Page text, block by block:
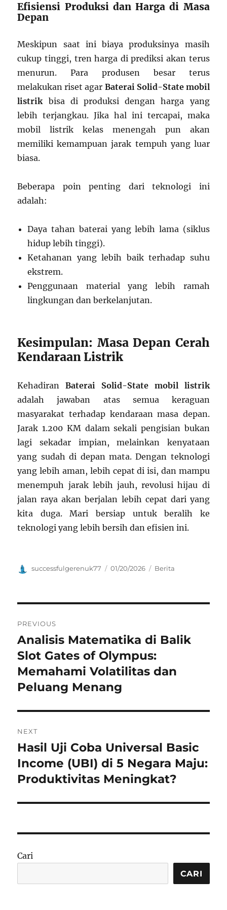
Efisiensi Produksi dan Harga di Masa
Depan
Meskipun saat ini biaya produksinya masih
cukup tinggi, tren harga di prediksi akan terus
menurun. Para produsen besar terus
melakukan riset agar Baterai Solid-State mobil
listrikbisa di produksi dengan harga yang
lebih terjangkau. Jika hal ini tercapai, maka
mobil listrik kelas menengah pun akan
memiliki kemampuan jarak tempuh yang luar
biasa.
Beberapa poin penting dari teknologi ini
adalah:
Daya tahan baterai yang lebih lama (siklus
hidup lebih tinggi).
Ketahanan yang lebih baik terhadap suhu
ekstrem.
Penggunaan material yang lebih ramah
lingkungan dan berkelanjutan.
Kesimpulan: Masa Depan Cerah
Kendaraan Listrik
KehadiranBaterai Solid-State mobil listrik
adalah jawaban atas semua keraguan
masyarakat terhadap kendaraan masa depan.
Jarak 1.200 KM dalam sekali pengisian bukan
lagi sekadar impian, melainkan kenyataan
yang sudah di depan mata. Dengan teknologi
yang lebih aman, lebih cepat di isi, dan mampu
menempuh jarak lebih jauh, revolusi hijau di
jalan raya akan berjalan lebih cepat dari yang
kita duga. Mari bersiap untuk beralih ke
teknologi yang lebih bersih dan efisien ini.
Author
successfulgerenuk77
Posted
01/20/2026 Categories
Berita
pos
PREVIOUS
Previous
post:
Analisis Matematika di Balik
Slot Gates of Olympus:
Memahami Volatilitas dan
Peluang Menang
NEXT
Next
post:
Hasil Uji Coba Universal Basic
Income (UBI) di 5 Negara Maju:
Produktivitas Meningkat?
Cari
CARI